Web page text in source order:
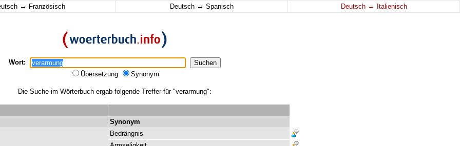
↔ Französisch Deutsch ↔ Spanisch Deutsch ↔ Italienisch
Wort:
Übersetzung
Synonym
Die Suche im Wörterbuch ergab folgende Treffer für "verarmung":
Synonym
Bedrängnis